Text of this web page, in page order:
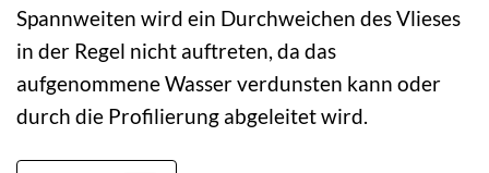
Spannweiten wird ein Durchweichen des Vlieses
in der Regel nicht auftreten, da das
aufgenommene Wasser verdunsten kann oder
durch die Profilierung abgeleitet wird.